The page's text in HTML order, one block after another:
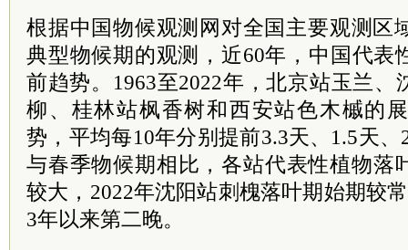
根据中国物候观测网对全国主要观测区
典型物候期的观测，近60年，中国代表
前趋势。1963至2022年，北京站玉兰、
柳、桂林站枫香树和西安站色木槭的
势，平均每10年分别提前3.3天、1.5天
与春季物候期相比，各站代表性植物落
较大，2022年沈阳站刺槐落叶期始期较
3年以来第二晚。